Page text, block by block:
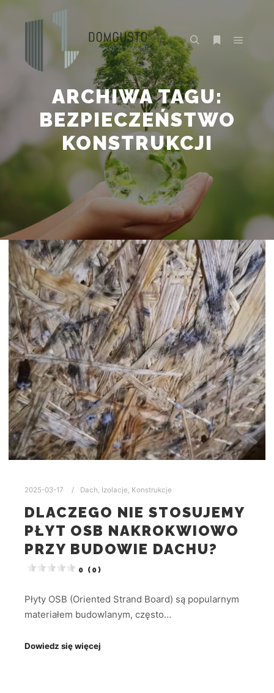
ARCHIWA TAGU:
BEZPIECZEŃSTWO
KONSTRUKCJI
2025-03-17 Dach, Izolacje, Konstrukcje
DLACZEGO NIE STOSUJEMY
PŁYT OSB NAKROKWIOWO
PRZY BUDOWIE DACHU?
0 (0)
Płyty OSB (Oriented Strand Board) są popularnym
materiałem budowlanym, często…
Dowiedz się więcej